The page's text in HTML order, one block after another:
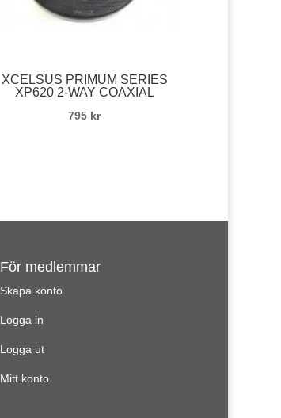
XCELSUS PRIMUM SERIES
XP620 2-WAY COAXIAL
795 kr
För medlemmar
Skapa konto
Logga in
Logga ut
Mitt konto